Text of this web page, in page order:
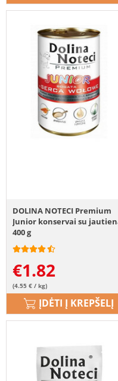
DOLINA NOTECI Premium
Junior konservai su
400 g
€1.82
(4.55 € / kg)
ĮDĖTI Į KREPŠELĮ